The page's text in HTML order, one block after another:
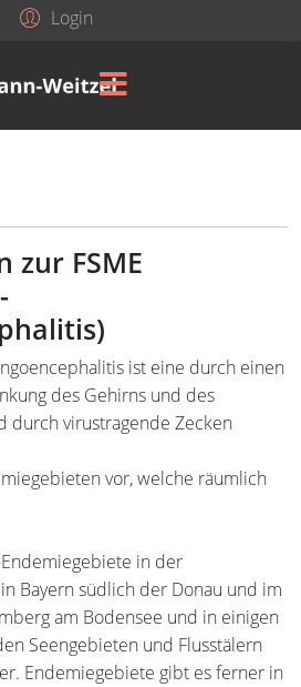
Login
zur FSME
ist eine durch einen
des Gehirns und des
durch virustragende Zecken
vor, welche räumlich
in der
Bayern südlich der Donau und im
am Bodensee und in einigen
Seengebieten und Flusstälern
Endemiegebiete gibt es ferner in